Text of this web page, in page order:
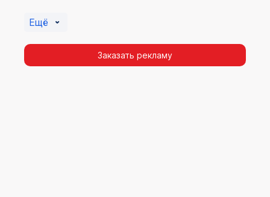
пешеходному потоку расположение в прямой
повторных контактов.
Ещё
Заказать рекламу